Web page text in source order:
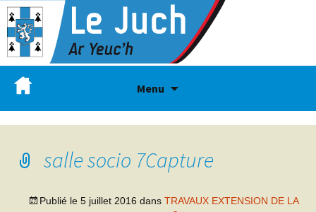
Menu
salle socio 7Capture
Publié le 5 juillet 2016 dans TRAVAUX EXTENSION DE LA